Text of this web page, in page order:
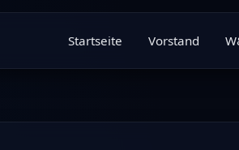
Startseite Vorstand